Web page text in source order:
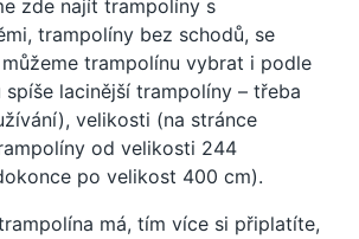
zde najít trampolíny s
trampolíny bez schodů, se
trampolínu vybrat i podle
lacinější trampolíny – třeba
velikosti (na stránce
od velikosti 244
po velikost 400 cm).
má, tím více si připlatíte,